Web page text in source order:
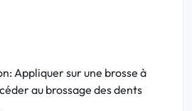
Appliquer sur une brosse à
au brossage des dents